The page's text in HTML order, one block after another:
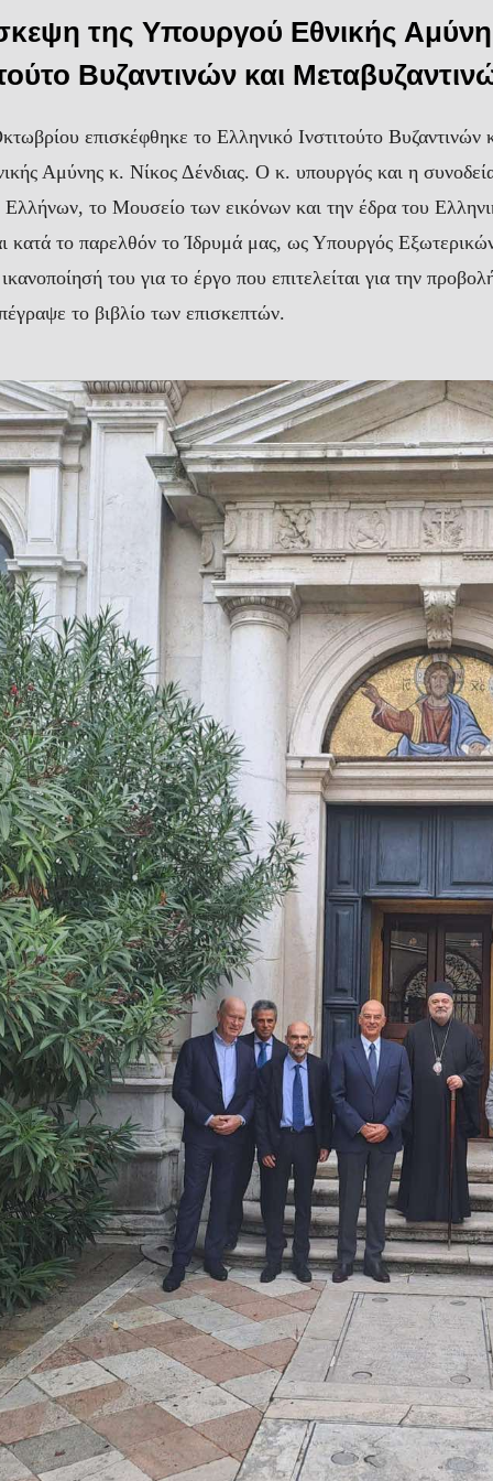
της Υπουργού Εθνικής
Βυζαντινών και
επισκέφθηκε το Ελληνικό Ινστιτούτο
Αμύνης κ. Νίκος Δένδιας. Ο κ. υπουργός και η
το Μουσείο των εικόνων και την έδρα του
κατά το παρελθόν το Ίδρυμά μας, ως Υπουργός
του για το έργο που επιτελείται για την
το βιβλίο των επισκεπτών.